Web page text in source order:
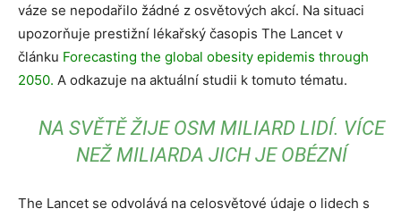
váze se nepodařilo žádné z osvětových akcí. Na situaci
upozorňuje prestižní lékařský časopis The Lancet v
článku Forecasting the global obesity epidemis through
2050. A odkazuje na aktuální studii k tomuto tématu.
NA SVĚTĚ ŽIJE OSM MILIARD LIDÍ. VÍCE
NEŽ MILIARDA JICH JE OBÉZNÍ
The Lancet se odvolává na celosvětové údaje o lidech s